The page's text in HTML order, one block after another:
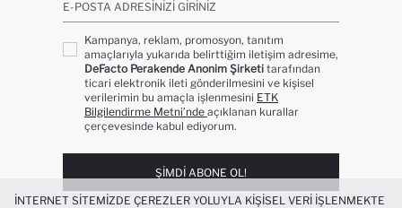
E-POSTA ADRESINIZI GIRINIZ
Kampanya, reklam, promosyon, tanıtım
amaçlarıyla yukarıda belirttiğim iletişim adresime,
DeFacto Perakende Anonim Şirketi tarafından
ticari elektronik ileti gönderilmesini ve kişisel
verilerimin bu amaçla işlenmesini ETK
Bilgilendirme Metni’nde açıklanan kurallar
çerçevesinde kabul ediyorum.
ŞIMDI ABONE OL!
İNTERNET SITEMIZDE ÇEREZLER YOLUYLA KIŞISEL VERI IŞLENMEKTE